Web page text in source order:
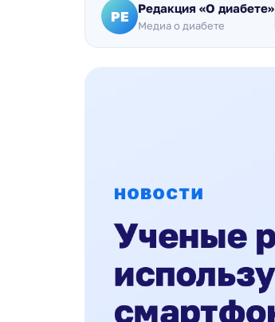
РЕ Редакция «О диабете»
Медиа о диабете